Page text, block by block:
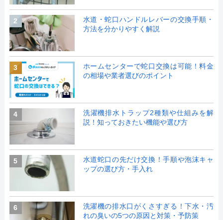
2
水道・蛇口ハンドルレバーの交換手順・
方法を分かりやすく解説
3
ホームセンターで蛇口交換は可能！料金
の相場や業者選びのポイント
4
洗濯機排水トラップ2種類や仕組みを解
説！知っておきたい機能や選び方
5
水道蛇口の先だけ交換！手順や泡沫キャ
ップの選び方・手入れ
6
洗濯機の排水口がくさすぎる！下水・汚
れの臭いの5つの原因と対策・予防策